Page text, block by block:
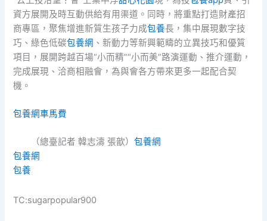
資方展開及時互動供給有用渠道。同時，將重點打造財產招
商專區，聚焦增進新質生孩子力成包養長，集中展現數字技
巧、綠色低碳包養網 、新動力等新興範疇的立異技巧和優質
項目，展開跨越百場“小而精”“小而美”路演運動、推介運動，
完成展現、洽商相融會，為與會各方帶來更多一起配合契
機。
包養網車馬費
（總臺記者 韓志濤 張歆） 包養網
包養網
包養
TC:sugarpopular900